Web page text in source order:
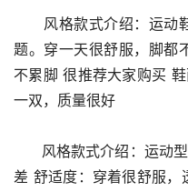
题。穿一天很舒服，脚都
不累脚 很推荐大家购买
一双，质量很好
差 舒适度：穿着很舒服，